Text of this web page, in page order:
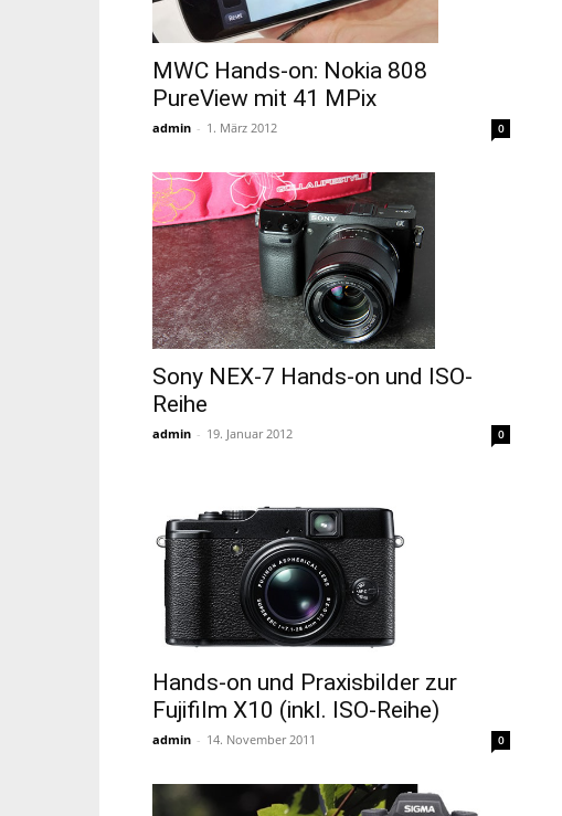
MWC Hands-on: Nokia 808
PureView mit 41 MPix
admin - 1. März 2012 0
Sony NEX-7 Hands-on und ISO-
Reihe
admin - 19. Januar 2012 0
Hands-on und Praxisbilder zur
Fujifilm X10 (inkl. ISO-Reihe)
admin - 14. November 2011 0